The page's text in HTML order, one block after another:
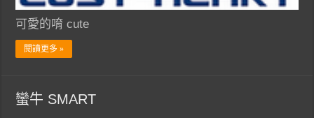
可愛的唷 cute
閱讀更多 »
蠻牛 SMART